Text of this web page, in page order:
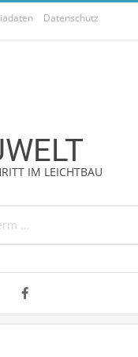
Datenschutz
IM LEICHTBAU